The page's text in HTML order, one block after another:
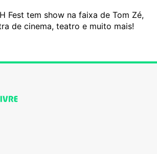
Fest tem show na faixa de Tom Zé,
de cinema, teatro e muito mais!